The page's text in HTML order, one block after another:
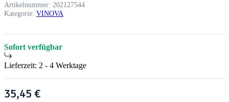
Artikelnummer: 202127544
Kategorie: VINOVA
Sofort verfügbar
Lieferzeit: 2 - 4 Werktage
35,45 €